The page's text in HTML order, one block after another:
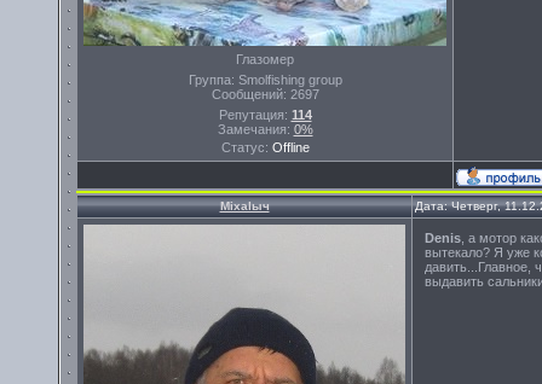
Глазомер
Группа: Smolfishing group
Сообщений: 2697
Репутация: 114
Замечания: 0%
Статус: Offline
Miхalыч Дата: Четверг,
Denis , а мотор
вытекало? Я уже
давить...Главное,
выдавить